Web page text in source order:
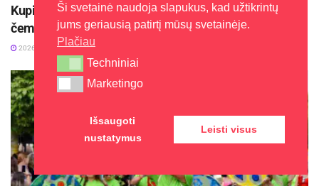
Kupiškio mariose vyks Baltijos vandens motociklų
čempionato finalas
2026-08-04
Ši svetainė naudoja slapukus, kad užtikrintų
jums geriausią patirtį mūsų svetainėje.
Plačiau
Techniniai
Techniniai
Marketingo
Marketingo
Išsaugoti
nustatymus
Leisti visus